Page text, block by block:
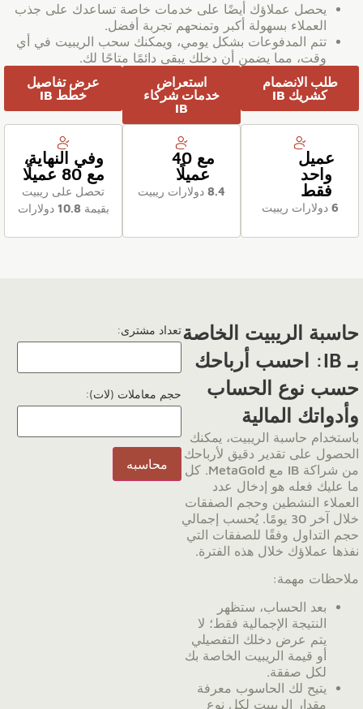
يحصل عملاؤك أيضًا على خدمات خاصة تساعدك على جذب
العملاء بسهولة أكبر وتمنحهم تجربة أفضل.
تتم المدفوعات بشكل يومي، ويمكنك سحب الريبيت في أي
وقت، مما يضمن أن دخلك يبقى دائمًا متاحًا لك.
طلب الانضمام
كشريك IB
استعراض
خدمات شركاء
IB
عرض تفاصيل
خطط IB
وفي النهاية،
مع 80 عميلًا
تحصل على ريبيت
بقيمة 10.8 دولارات
مع 40
عميلًا
8.4 دولارات ريبيت
عميل
واحد
فقط
6 دولارات ريبيت
حاسبة الريبيت الخاصة
بـ IB: احسب أرباحك
حسب نوع الحساب
وأدواتك المالية
باستخدام حاسبة الريبيت، يمكنك
الحصول على تقدير دقيق لأرباحك
من شراكة IB مع MetaGold. كل
ما عليك فعله هو إدخال عدد
العملاء النشطين وحجم الصفقات
خلال آخر 30 يومًا. يُحسب إجمالي
حجم التداول وفقًا للصفقات التي
نفذها عملاؤك خلال هذه الفترة.
ملاحظات مهمة:
بعد الحساب، ستظهر
النتيجة الإجمالية فقط؛ لا
يتم عرض دخلك التفصيلي
أو قيمة الريبيت الخاصة بك
لكل صفقة.
يتيح لك الحاسوب معرفة
مقدار الريبيت لكل نوع
تعداد مشتری:
حجم معاملات (لات):
محاسبه